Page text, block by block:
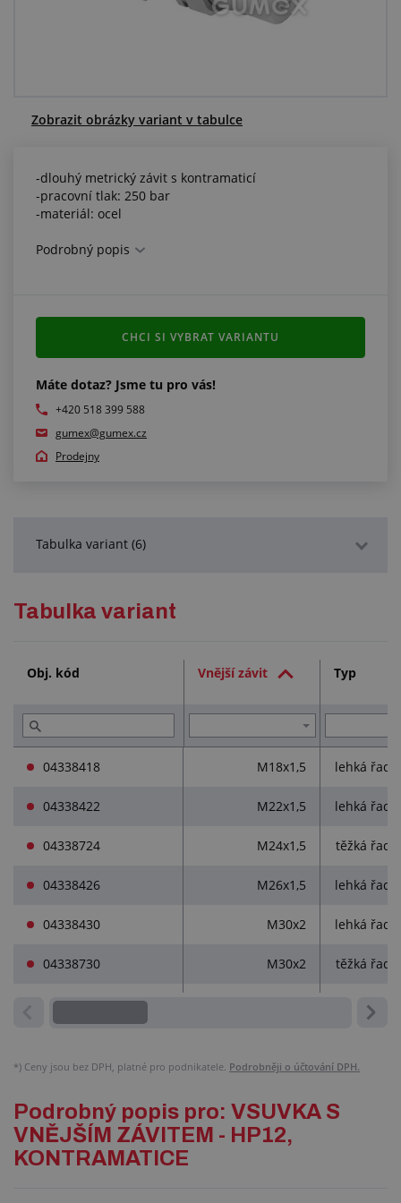
Zobrazit obrázky variant v tabulce
-dlouhý metrický závit s kontramaticí
-pracovní tlak: 250 bar
-materiál: ocel
Podrobný popis
Máte dotaz? Jsme tu pro vás!
+420 518 399 588
gumex@gumex.cz
Prodejny
CHCI SI VYBRAT VARIANTU
Tabulka variant (6)
Tabulka variant
Obj. kód Vnější závit Typ
04338418 M18x1,5 lehká řada
04338422 M22x1,5 lehká řada
04338724 M24x1,5 těžká řada
04338426 M26x1,5 lehká řada
04338430 M30x2 lehká řada
04338730 M30x2 těžká řada
*) Ceny jsou bez DPH, platné pro podnikatele. Podrobněji o účtování DPH.
Podrobný popis pro: VSUVKA S
VNĚJŠÍM ZÁVITEM - HP12,
KONTRAMATICE